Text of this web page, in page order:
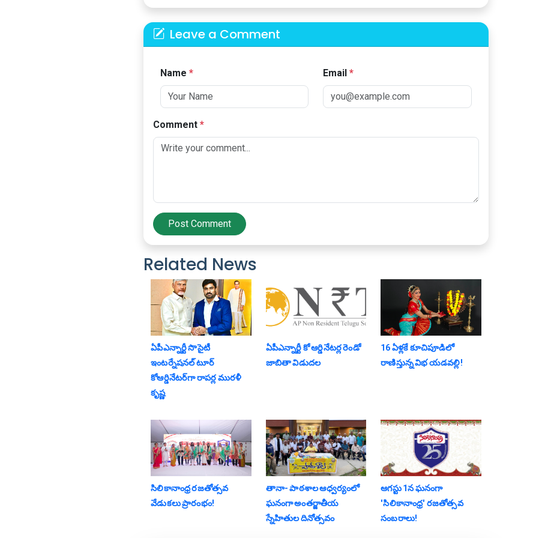
Leave a Comment
Name* Email*
Comment*
Post Comment
Related News
ఏపీఎన్నార్టీ సొసైటీ
ఇంటర్నేషనల్ టూర్
కోఆర్డినేటర్‌గా రాపర్ల మురళీ
కృష్ణ
ఏపీఎన్నార్టీ కో ఆర్డినేటర్ల రెండో
జాబితా విడుదల
16 ఏళ్లకే కూచిపూడిలో
రాణిస్తున్న విభ యడవల్లి!
సిలికానాంధ్ర రజతోత్సవ
వేడుకలు ప్రారంభం!
తానా- పాఠశాల ఆధ్వర్యంలో
ఘనంగా అంతర్జాతీయ
స్నేహితుల దినోత్సవం
ఆగస్టు 1న ఘనంగా
'సిలికానాంధ్ర' రజతోత్సవ
సంబరాలు!